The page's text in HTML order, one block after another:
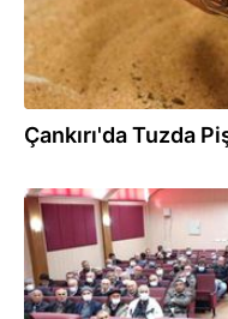
Çankırı'da Tuzda
10.03.2022